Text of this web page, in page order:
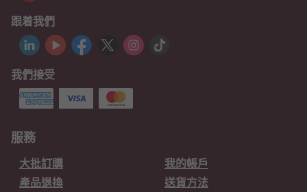
跟着我們
我們接受
服務
大批訂購
我的帳戶
產品退換
送貨方法